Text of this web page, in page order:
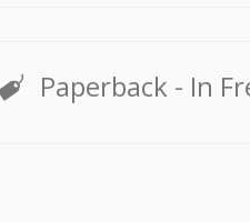
Paperback - In